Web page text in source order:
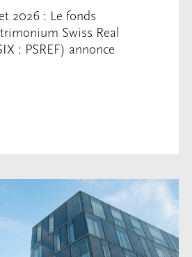
2026 : Le fonds
Swiss Real
: PSREF) annonce